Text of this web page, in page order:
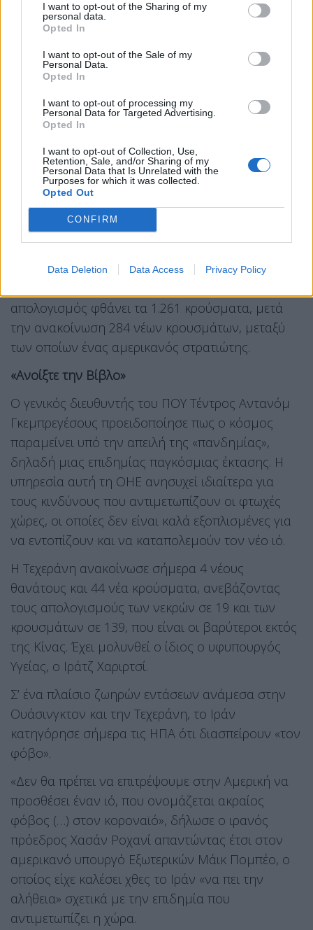
I want to opt-out of the Sharing of my
personal data.
Opted In
I want to opt-out of the Sale of my
Personal Data.
Opted In
I want to opt-out of processing my
Personal Data for Targeted Advertising.
Opted In
I want to opt-out of Collection, Use,
Retention, Sale, and/or Sharing of my
Personal Data that Is Unrelated with the
Purposes for which it was collected.
Opted Out
CONFIRM
Data Deletion Data Access Privacy Policy
χρηματοπιστωτικές αγορές: σε πλανητικό επίπεδο,
η επιδημία και οι συνέπειές της ανησυχούν τον
Παγκόσμιο Οργανισμό Υγείας. Ο κόσμος
«απλούστατα δεν είναι έτοιμος» να τις
αντιμετωπίσει, προειδοποίησε χθες, Τρίτη, ο
Μπρούς Έιλγουορντ, ο ειδικός που διευθύνει την
κοινή αποστολή ΠΟΥ/Κίνας.
Στη Νότια Κορέα, όπου η κατάσταση είναι «πολύ
σοβαρή», σύμφωνα με τον πρόεδρο της χώρας
Μουν Τζε-ιν, ο αριθμός των κρουσμάτων
σημείωσε και πάλι άλμα ξεπερνώντας τα 1.000.
τον τελευταίο απολογισμό, είναι η πρώτη
απολογισμός φθάνει τα 1.261 κρούσματα, μετά
την ανακοίνωση 284 νέων κρουσμάτων, μεταξύ
των οποίων ένας αμερικανός στρατιώτης.
«Ανοίξτε την Βίβλο»
Ο γενικός διευθυντής του ΠΟΥ Τέντρος Αντανόμ
Γκεμπρεγέσους προειδοποίησε πως ο κόσμος
παραμείνει υπό την απειλή της «πανδημίας»,
δηλαδή μιας επιδημίας παγκόσμιας έκτασης. Η
υπηρεσία αυτή τη ΟΗΕ ανησυχεί ιδιαίτερα για
τους κινδύνους που αντιμετωπίζουν οι φτωχές
χώρες, οι οποίες δεν είναι καλά εξοπλισμένες για
να εντοπίζουν και να καταπολεμούν τον νέο ιό.
Η Τεχεράνη ανακοίνωσε σήμερα 4 νέους
θανάτους και 44 νέα κρούσματα, ανεβάζοντας
τους απολογισμούς των νεκρών σε 19 και των
κρουσμάτων σε 139, που είναι οι βαρύτεροι εκτός
της Κίνας. Έχει μολυνθεί ο ίδιος ο υφυπουργός
Υγείας, ο Ιράτζ Χαριρτσί.
Σ’ ένα πλαίσιο ζωηρών εντάσεων ανάμεσα στην
Ουάσινγκτον και την Τεχεράνη, το Ιράν
κατηγόρησε σήμερα τις ΗΠΑ ότι διασπείρουν «τον
φόβο».
«Δεν θα πρέπει να επιτρέψουμε στην Αμερική να
προσθέσει έναν ιό, που ονομάζεται ακραίος
φόβος (…) στον κοροναϊό», δήλωσε ο ιρανός
πρόεδρος Χασάν Ροχανί απαντώντας έτσι στον
αμερικανό υπουργό Εξωτερικών Μάικ Πομπέο, ο
οποίος είχε καλέσει χθες το Ιράν «να πει την
αλήθεια» σχετικά με την επιδημία που
αντιμετωπίζει η χώρα.